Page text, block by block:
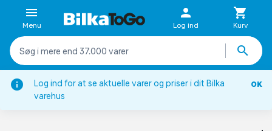
Log ind for at se aktuelle varer og priser i dit Bilka
varehus
OK
Menu Log ind Kurv
Brød & kager
LYST & GROFT BRØD